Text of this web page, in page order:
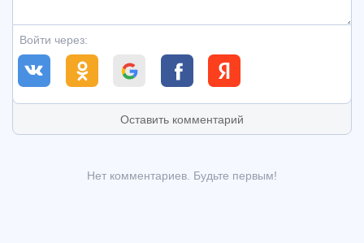
Войти через:
Оставить комментарий
Нет комментариев. Будьте первым!